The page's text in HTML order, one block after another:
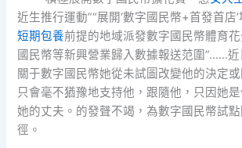
近生推行運動”“展開‘數字國民幣+首發首店
短期包養前提的地域派發數字國民幣體育
國民幣等新興營業歸入數據報送范圍”……
關于數字國民幣她從未試圖改變他的決定
只會毫不猶豫地支持他，跟隨他，只因她
她的丈夫。的發聲不竭，為數字國民幣試
徑。